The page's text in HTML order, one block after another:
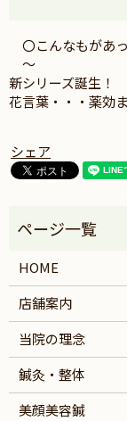
〇こんなもがあ
～
新シリーズ誕生
花言葉・・・薬効
シェア
HOME
店舗案内
当院の理念
鍼灸・整体
美顔美容鍼